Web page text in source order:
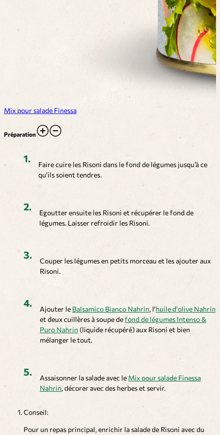
Mix pour salade Finessa
Préparation
Faire cuire les Risoni dans le fond de légumes jusqu’à ce
qu'ils soient tendres.
Egoutter ensuite les Risoni et récupérer le fond de
légumes. Laisser refroidir les Risoni.
Couper les légumes en petits morceau et les ajouter aux
Risoni.
Ajouter le Balsamico Bianco Nahrin, l'huile d'olive Nahrin
et deux cuillères à soupe defond de légumes Intenso &
Puro Nahrin (liquide récupéré) aux Risoni et bien
mélanger le tout.
Assaisonner la salade avec le Mix pour salade Finessa
Nahrin, décorer avec des herbes et servir.
Conseil:
Pour un repas principal, enrichir la salade de Risoni avec du